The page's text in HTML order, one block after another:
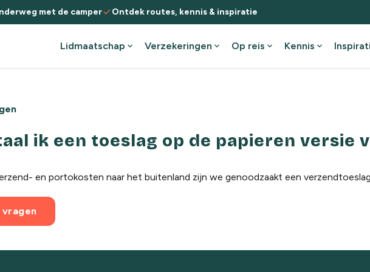
met de campercheckOntdek routes, kennis & inspiratie
Lidmaatschap expand_more Verzekeringen expand_more Op reis expand_more Kennis expand_more
ik een toeslag op de papieren versie
en portokosten naar het buitenland zijn we genoodzaakt een